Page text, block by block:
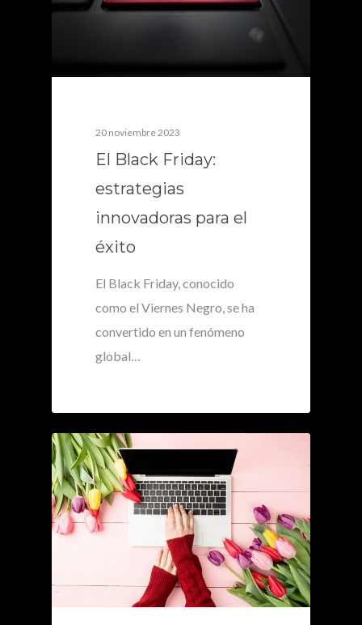
20 noviembre 2023
El Black Friday:
estrategias
innovadoras para el
éxito
El Black Friday, conocido
como el Viernes Negro, se ha
convertido en un fenómeno
global…
0